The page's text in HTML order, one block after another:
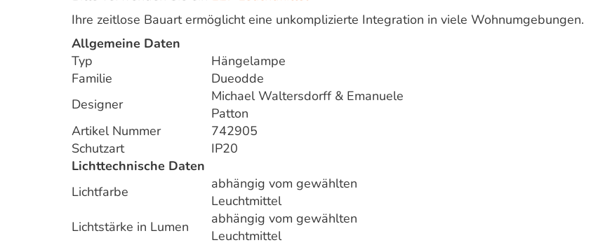
Ihre zeitlose Bauart ermöglicht eine unkomplizierte Integration in viele Wohnumgebungen.
Allgemeine Daten
Typ
Hängelampe
Familie
Dueodde
Designer
Michael Waltersdorff & Emanuele
Patton
Artikel Nummer
742905
Schutzart
IP20
Lichttechnische Daten
Lichtfarbe
abhängig vom gewählten
Leuchtmittel
Lichtstärke in Lumen
abhängig vom gewählten
Leuchtmittel